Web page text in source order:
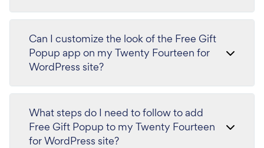
Can I customize the look of the Free Gift
Popup app on my Twenty Fourteen for
WordPress site?
What steps do I need to follow to add
Free Gift Popup to my Twenty Fourteen
for WordPress site?